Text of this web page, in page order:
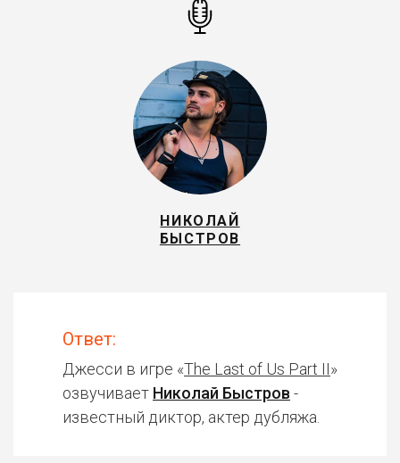
НИКОЛАЙ
БЫСТРОВ
Ответ:
Джесси в игре «The Last of Us Part II»
озвучивает Николай Быстров -
известный диктор, актер дубляжа.